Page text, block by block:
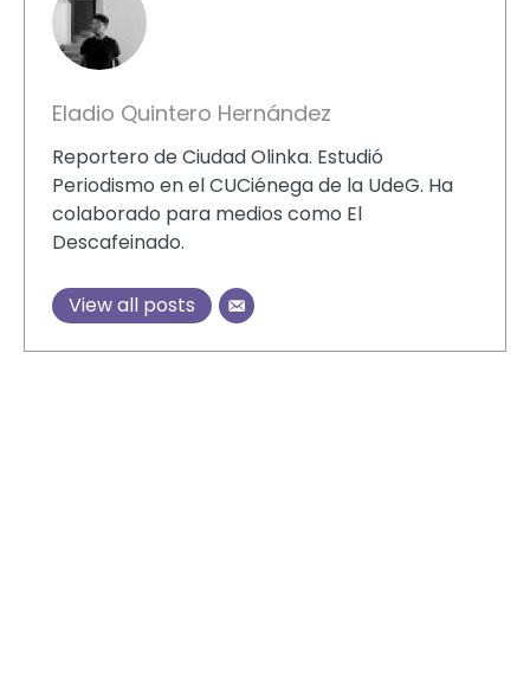
Eladio Quintero Hernández
Reportero de Ciudad Olinka. Estudió
Periodismo en el CUCiénega de la UdeG. Ha
colaborado para medios como El
Descafeinado.
View all posts